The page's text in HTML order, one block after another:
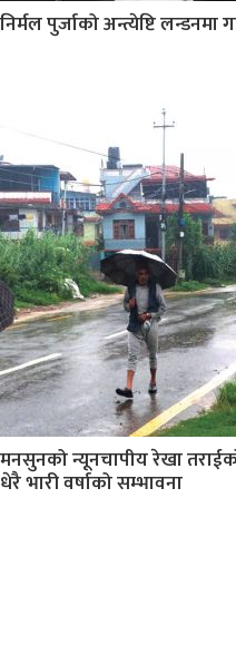
निर्मल पुर्जाको अन्त्येष्टि लन्डनमा
मनसुनको न्यूनचापीय रेखा
धेरै भारी वर्षाको सम्भावना